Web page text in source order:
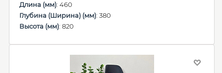
Длина (мм): 460
Глубина (Ширина) (мм): 380
Высота (мм): 820